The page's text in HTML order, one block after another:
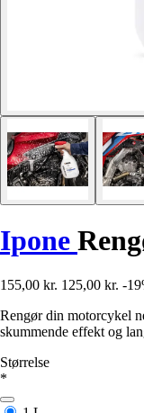
Ipone
155,00 kr. 125,00 kr. -
Rengør din motorcykel
skummende effekt og
Størrelse
*